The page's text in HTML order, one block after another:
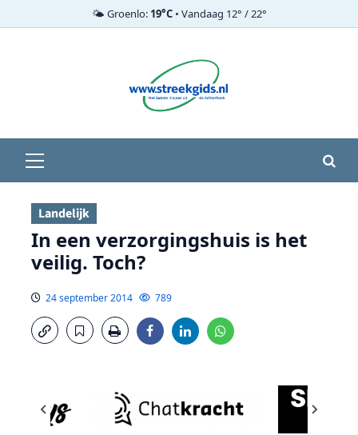
🌤️ Groenlo: 19°C• Vandaag 12° / 22°
menu
Landelijk
In een verzorgingshuis is het
veilig. Toch?
24 september 2014 789